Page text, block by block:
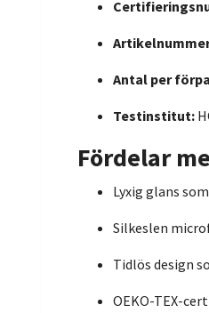
Antal per
Testinstitut:
Fördelar
Lyxig glans
Silkeslen
Tidlös design
OEKO-TEX-